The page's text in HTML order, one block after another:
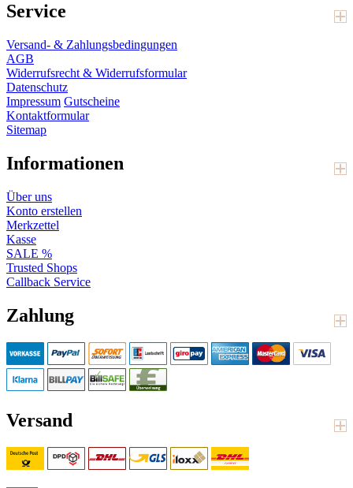
Service
Versand- & Zahlungsbedingungen
AGB
Widerrufsrecht & Widerrufsformular
Datenschutz
Impressum Gutscheine
Kontaktformular
Sitemap
Informationen
Über uns
Konto erstellen
Merkzettel
Kasse
SALE %
Trusted Shops
Callback Service
Zahlung
Versand